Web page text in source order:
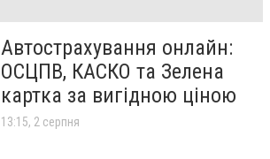
Автострахування онлайн:
ОСЦПВ, КАСКО та Зелена
картка за вигідною ціною
13:15, 2 серпня